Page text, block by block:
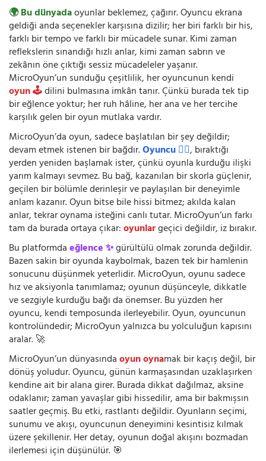
🌍 Bu dünyadaoyunlar beklemez, çağırır. Oyuncu ekrana
geldiği anda seçenekler karşısına dizilir; her biri farklı bir his,
farklı bir tempo ve farklı bir mücadele sunar. Kimi zaman
reflekslerin sınandığı hızlı anlar, kimi zaman sabrın ve
zekânın öne çıktığı sessiz mücadeleler yaşanır.
MicroOyun’un sunduğu çeşitlilik, her oyuncunun kendi
oyun 🕹️dilini bulmasına imkân tanır. Çünkü burada tek tip
bir eğlence yoktur; her ruh hâline, her ana ve her tercihe
karşılık gelen bir oyun mutlaka vardır.
MicroOyun’da oyun, sadece başlatılan bir şey değildir;
devam etmek istenen bir bağdır.Oyuncu 🧍‍♂️, bıraktığı
yerden yeniden başlamak ister, çünkü oyunla kurduğu ilişki
yarım kalmayı sevmez. Bu bağ, kazanılan bir skorla güçlenir,
geçilen bir bölümle derinleşir ve paylaşılan bir deneyimle
anlam kazanır. Oyun bitse bile hissi bitmez; akılda kalan
anlar, tekrar oynama isteğini canlı tutar. MicroOyun’un farkı
tam da burada ortaya çıkar:oyunlargeçici değildir, iz bırakır.
Bu platformdaeğlence ✨gürültülü olmak zorunda değildir.
Bazen sakin bir oyunda kaybolmak, bazen tek bir hamlenin
sonucunu düşünmek yeterlidir. MicroOyun, oyunu sadece
hız ve aksiyonla tanımlamaz; oyunun düşünceyle, dikkatle
ve sezgiyle kurduğu bağı da önemser. Bu yüzden her
oyuncu, kendi temposunda ilerleyebilir. Oyun, oyuncunun
kontrolündedir; MicroOyun yalnızca bu yolculuğun kapısını
aralar. 🚀
MicroOyun’un dünyasındaoyun oynamak bir kaçış değil, bir
dönüş yoludur. Oyuncu, günün karmaşasından uzaklaşırken
kendine ait bir alana girer. Burada dikkat dağılmaz, aksine
odaklanır; zaman yavaşlar gibi hissedilir, ama bir bakmışsın
saatler geçmiş. Bu etki, rastlantı değildir. Oyunların seçimi,
sunumu ve akışı, oyuncunun deneyimini kesintisiz kılmak
üzere şekillenir. Her detay, oyunun doğal akışını bozmadan
ilerlemesi için düşünülür. 🎯